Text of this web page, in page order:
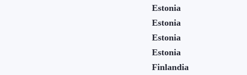
Estonia
Estonia
Estonia
Estonia
Finlandia